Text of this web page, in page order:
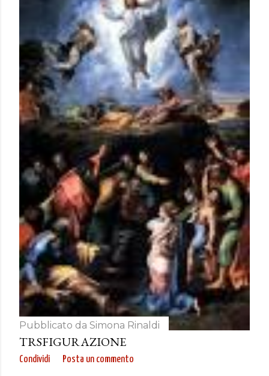
Pubblicato da Simona Rinaldi
TRSFIGURAZIONE
Condividi Posta un commento